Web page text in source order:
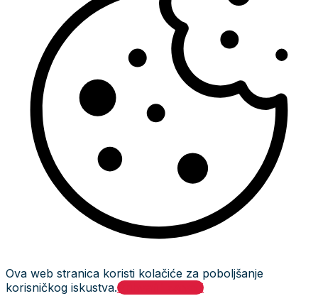
Ova web stranica koristi kolačiće za poboljšanje
korisničkog iskustva.Prihvati i zatvori